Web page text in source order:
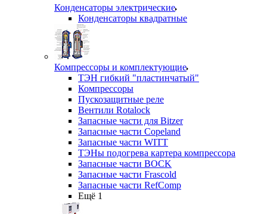
Конденсаторы электрические
Конденсаторы квадратные
Компрессоры и комплектующие
ТЭН гибкий "пластинчатый"
Компрессоры
Пускозащитные реле
Вентили Rotalock
Запасные части для Bitzer
Запасные части Copeland
Запасные части WITT
ТЭНы подогрева картера компрессора
Запасные части BOCK
Запасные части Frascold
Запасные части RefComp
Ещё 1